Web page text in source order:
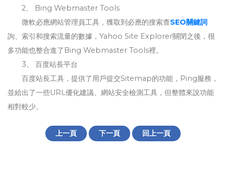
2、 Bing Webmaster Tools
微軟必應網站管理員工具，獲取到必應的搜索查SEO關鍵詞
詢、索引和搜索流量的數據，Yahoo Site Explorer關閉之後，很
多功能也整合進了Bing Webmaster Tools裡。
3、 百度站長平台
百度站長工具，提供了用戶提交Sitemap的功能，Ping服務，
並給出了一些URL優化建議、網站安全檢測工具，但整體來說功能
相對較少。
上一頁 下一頁 回上一頁